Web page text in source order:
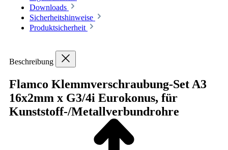
Downloads
Sicherheitshinweise
Produktsicherheit
Beschreibung
Flamco Klemmverschraubung-Set A3
16x2mm x G3/4i Eurokonus, für
Kunststoff-/Metallverbundrohre